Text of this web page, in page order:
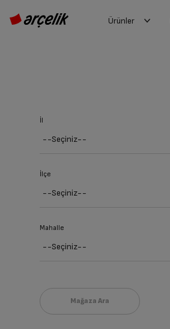
Ürünler
İl
İlçe
Mahalle